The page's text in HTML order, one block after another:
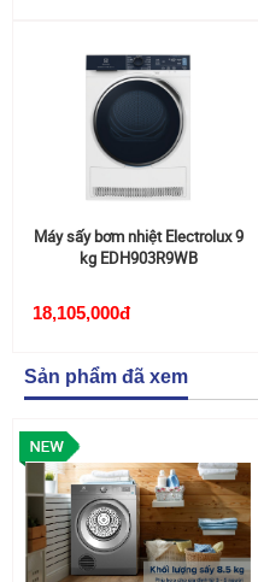
Máy sấy bơm nhiệt Electrolux 9
kg EDH903R9WB
18,105,000đ
Sản phẩm đã xem